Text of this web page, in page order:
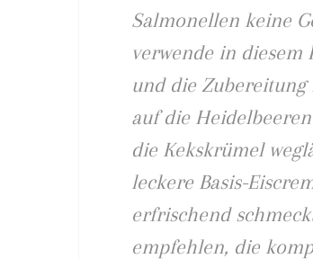
Salmonellen keine
verwende in diesem
und die
auf die
die Kekskrümel
leckere Basis-
erfrischend
empfehlen, die